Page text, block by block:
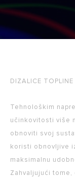
DIZALICE
Tehnološkim
učinkovitosti više
obnoviti svoj
koristi obnovljive
maksimalnu
Zahvaljujući